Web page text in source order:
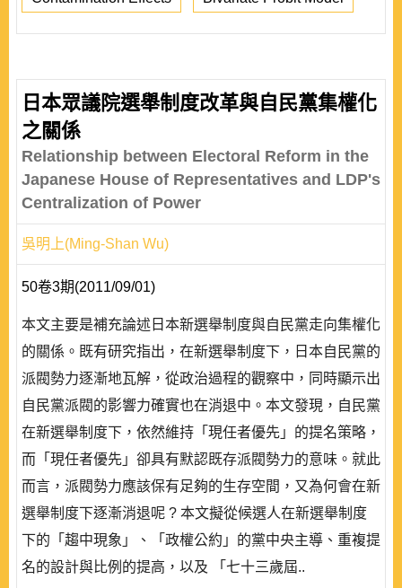
日本眾議院選舉制度改革與自民黨集權化
之關係
Relationship between Electoral Reform in the
Japanese House of Representatives and LDP's
Centralization of Power
吳明上(Ming-Shan Wu)
50卷3期(2011/09/01)
本文主要是補充論述日本新選舉制度與自民黨走向集權化
的關係。既有研究指出，在新選舉制度下，日本自民黨的
派閥勢力逐漸地瓦解，從政治過程的觀察中，同時顯示出
自民黨派閥的影響力確實也在消退中。本文發現，自民黨
在新選舉制度下，依然維持「現任者優先」的提名策略，
而「現任者優先」卻具有默認既存派閥勢力的意味。就此
而言，派閥勢力應該保有足夠的生存空間，又為何會在新
選舉制度下逐漸消退呢 ? 本文擬從候選人在新選舉制度
下的「趨中現象」、「政權公約」的黨中央主導、重複提
名的設計與比例的提高，以及 「七十三歲屆..